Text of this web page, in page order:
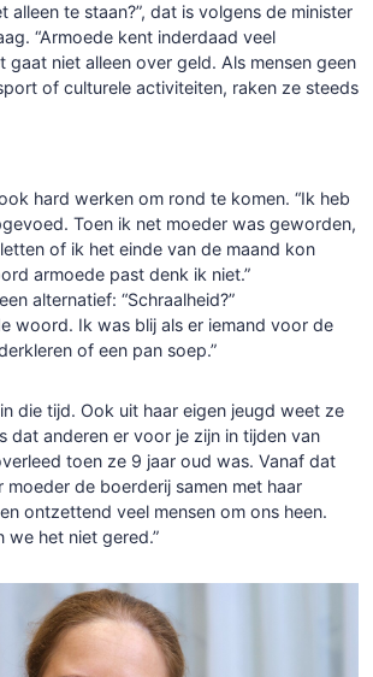
alleen te staan?”, dat is volgens de minister
“Armoede kent inderdaad veel
gaat niet alleen over geld. Als mensen geen
of culturele activiteiten, raken ze steeds
hard werken om rond te komen. “Ik heb
Toen ik net moeder was geworden,
of ik het einde van de maand kon
armoede past denk ik niet.”
alternatief: “Schraalheid?”
woord. Ik was blij als er iemand voor de
of een pan soep.”
die tijd. Ook uit haar eigen jeugd weet ze
dat anderen er voor je zijn in tijden van
toen ze 9 jaar oud was. Vanaf dat
moeder de boerderij samen met haar
ontzettend veel mensen om ons heen.
we het niet gered.”